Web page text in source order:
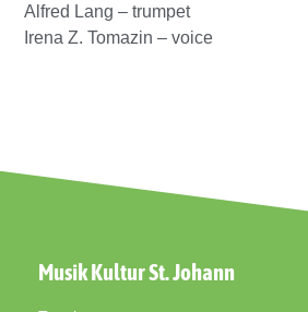
Alfred Lang – trumpet
Irena Z. Tomazin – voice
Musik Kultur St. Johann